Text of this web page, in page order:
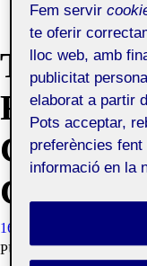
TOMAR
FIJAR
16 MARÇ, 2021
PÚBLIC
Fem servir
te oferir
lloc web, amb
publicitat
elaborat a partir
Pots acceptar,
preferències
informació en la